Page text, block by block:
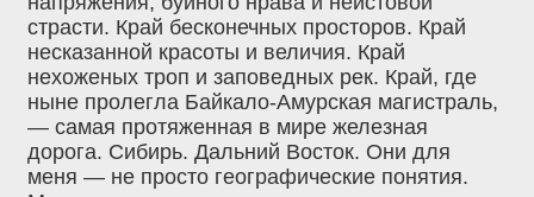
страсти. Край бесконечных просторов. Край
несказанной красоты и величия. Край
нехоженых троп и заповедных рек. Край, где
ныне пролегла Байкало-Амурская магистраль,
— самая протяженная в мире железная
дорога. Сибирь. Дальний Восток. Они для
меня — не просто географические понятия.